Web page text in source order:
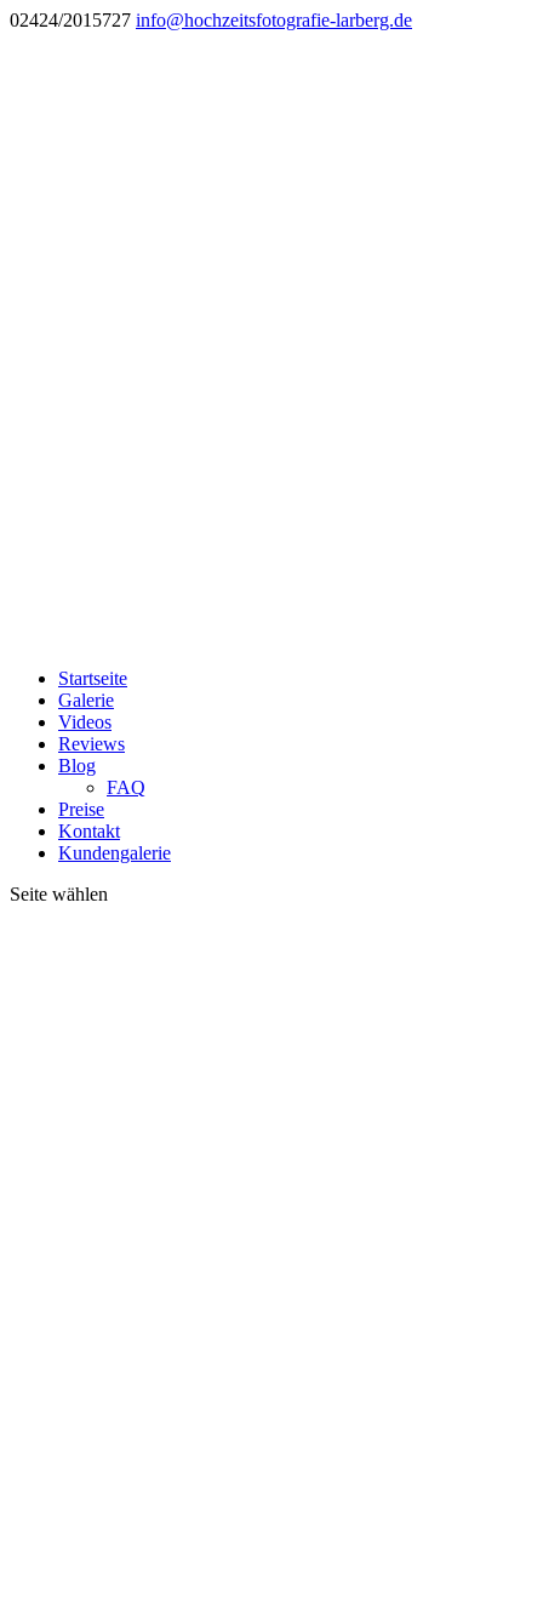
02424/2015727 info@hochzeitsfotografie-larberg.de
Startseite
Galerie
Videos
Reviews
Blog
FAQ
Preise
Kontakt
Kundengalerie
Seite wählen